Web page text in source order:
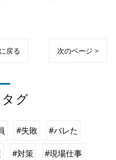
戻る 次のページ >
グ
#失敗 #バレた
#対策 #現場仕事